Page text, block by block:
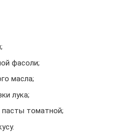
фасоли;
масла;
лука;
томатной;